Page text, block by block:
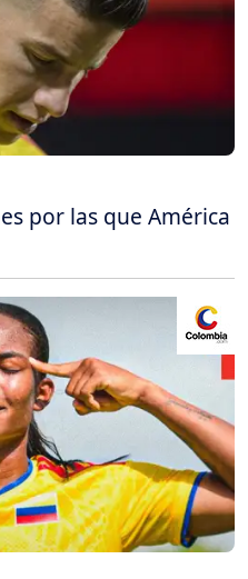
por las que América